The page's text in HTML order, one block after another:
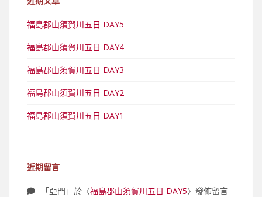
福島郡山須賀川五日 DAY5
福島郡山須賀川五日 DAY4
福島郡山須賀川五日 DAY3
福島郡山須賀川五日 DAY2
福島郡山須賀川五日 DAY1
近期留言
「亞門 」於〈福島郡山須賀川五日 DAY5〉發佈留言